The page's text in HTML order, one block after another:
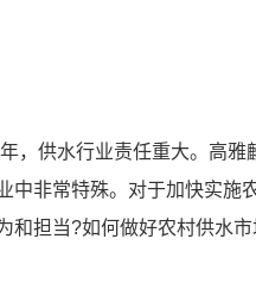
，供水行业责任重大。高雅
中非常特殊。对于加快实施
和担当?如何做好农村供水